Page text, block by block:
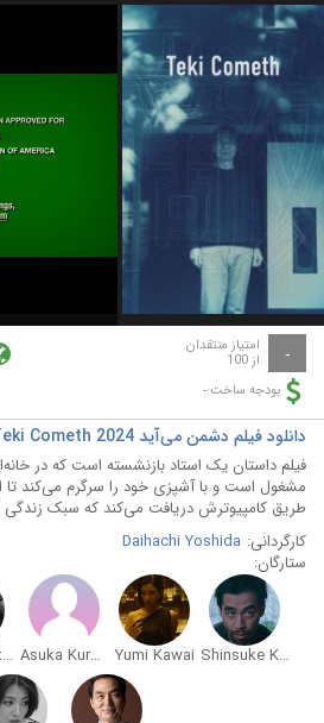
- امتیاز منتقدان
از 100
بودجه ساخت:-
دانلود فیلم دشمن می‌آید Teki Cometh 2024 با دوبله فارسی
فیلم داستان یک استاد بازنشسته است که در
مشغول است و با آشپزی خود را سرگرم می‌کند تا
طریق کامپیوترش دریافت می‌کند که سبک زندگی
کارگردانی: Daihachi Yoshida
ستارگان:
Shinsuke Kato
Yumi Kawai
Asuka Kurosawa
Satoru Matsuo